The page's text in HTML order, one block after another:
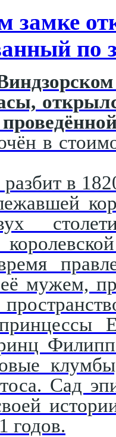
замке
в
в
её мужем,
Филипп
Сад
годов.